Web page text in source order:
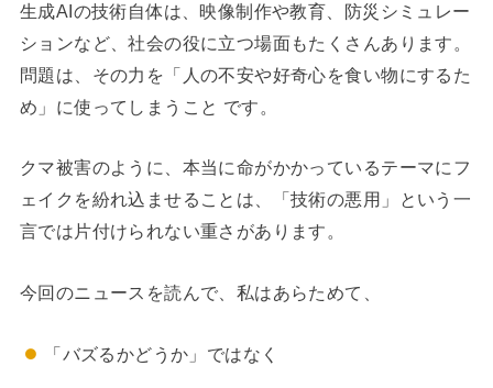
生成AIの技術自体は、映像制作や教育、防災シミュレー
ションなど、社会の役に立つ場面もたくさんあります。
問題は、その力を「人の不安や好奇心を食い物にするた
め」に使ってしまうこと です。
クマ被害のように、本当に命がかかっているテーマにフ
ェイクを紛れ込ませることは、「技術の悪用」という一
言では片付けられない重さがあります。
今回のニュースを読んで、私はあらためて、
「バズるかどうか」ではなく